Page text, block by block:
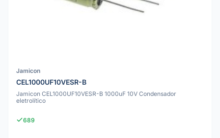
Jamicon
CEL1000UF10VESR-B
Jamicon CEL1000UF10VESR-B 1000uF 10V Condensador
eletrolítico
689